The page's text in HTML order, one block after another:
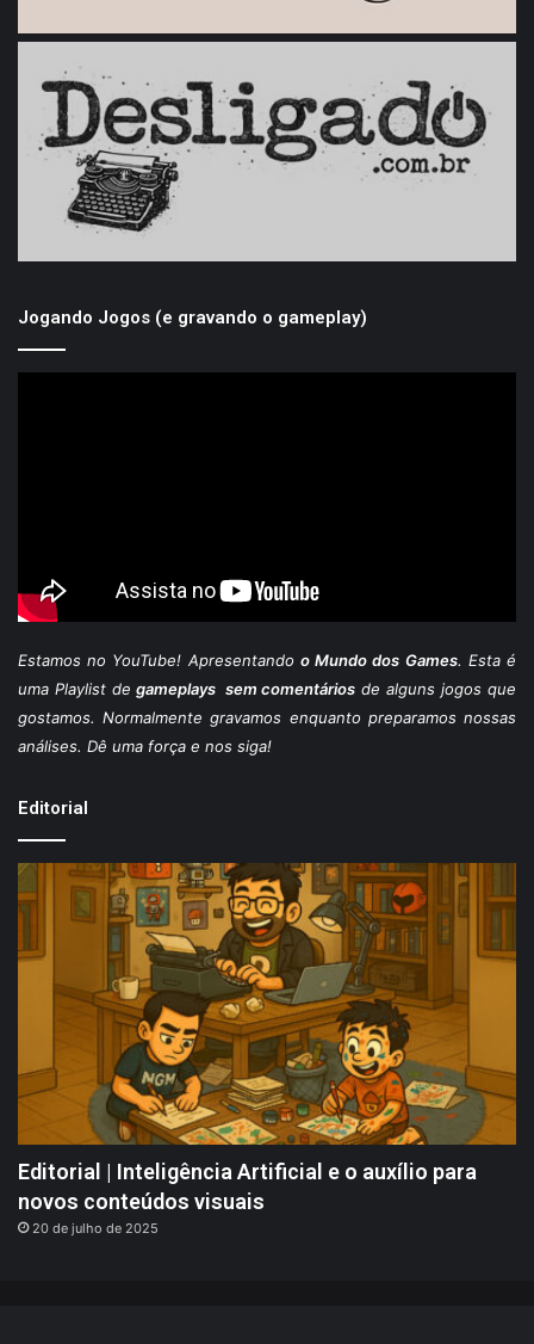
Jogando Jogos (e gravando o gameplay)
Estamosno YouTube! Apresentando o Mundo dos Games. Esta é
uma Playlist de gameplays sem comentários de alguns jogos que
gostamos. Normalmente gravamos enquanto preparamos nossas
análises. Dê uma força e nos siga!
Editorial
Editorial | Inteligência Artificial e o auxílio para
novos conteúdos visuais
20 de julho de 2025